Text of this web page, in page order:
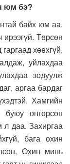
юм бэ?
байх юм аа.
Төрсөн
хөөхгүй,
уйлахдаа
зодуулж
аргаа бардаг
Хамгийн
өнгөрсөн
л даа. Захиргаа
бага охин
Охин минь